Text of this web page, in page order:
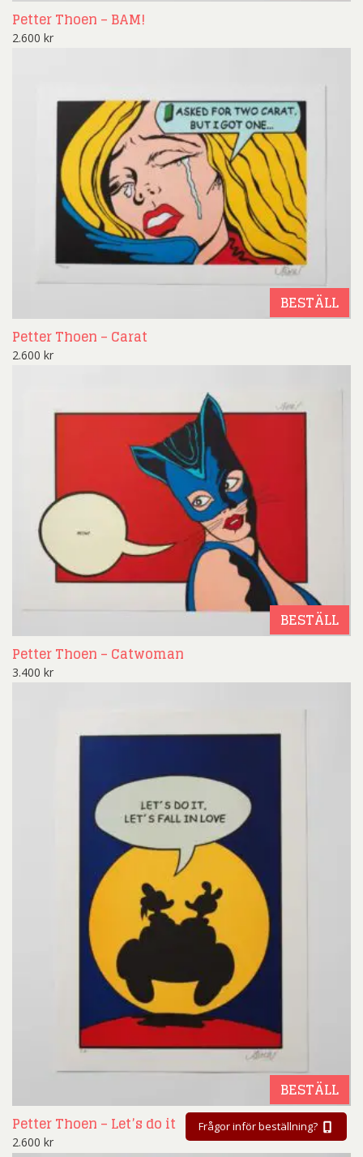
Petter Thoen – BAM!
2.600 kr
BESTÄLL
Petter Thoen – Carat
2.600 kr
BESTÄLL
Petter Thoen – Catwoman
3.400 kr
BESTÄLL
Petter Thoen – Let’s do it
2.600 kr
Frågor inför beställning?